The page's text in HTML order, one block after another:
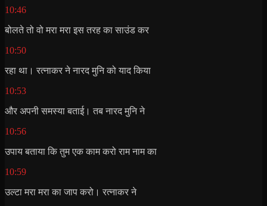
10:46
बोलते तो वो मरा मरा इस तरह का साउंड कर
10:50
रहा था। रत्नाकर ने नारद मुनि को याद किया
10:53
और अपनी समस्या बताई। तब नारद मुनि ने
10:56
उपाय बताया कि तुम एक काम करो राम नाम का
10:59
उल्टा मरा मरा का जाप करो। रत्नाकर ने